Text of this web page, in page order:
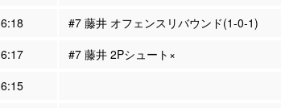
6:18
#7 藤井 オフェンスリバウンド(1-0-1)
6:17
#7 藤井 2Pシュート×
6:15